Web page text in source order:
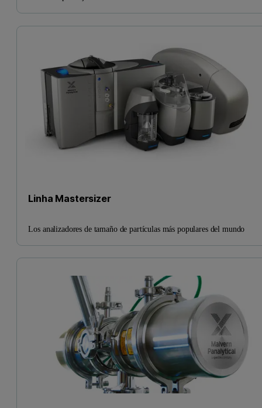
Linha Mastersizer
Los analizadores de tamaño de partículas más populares del mundo